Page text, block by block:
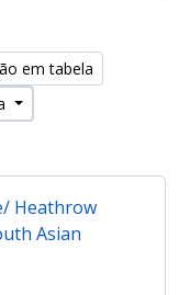
em tabela
Heathrow
Asian